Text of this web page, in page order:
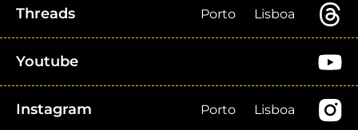
Threads Porto Lisboa
Youtube
Instagram Porto Lisboa